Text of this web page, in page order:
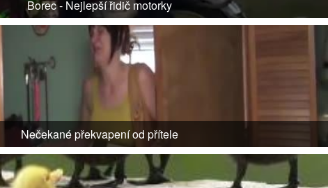
Borec - Nejlepší řidič motorky
Nečekané překvapení od přítele